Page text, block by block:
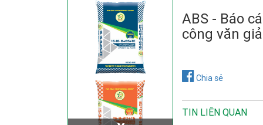
phẩm
ABS - Báo
công văn
Chia sẻ
TIN LIÊN QUAN